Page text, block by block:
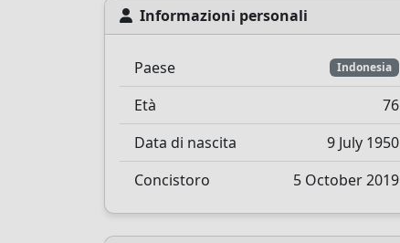
Informazioni personali
Paese Indonesia
Età
76
Data di nascita
9 July 1950
Concistoro
5 October 2019